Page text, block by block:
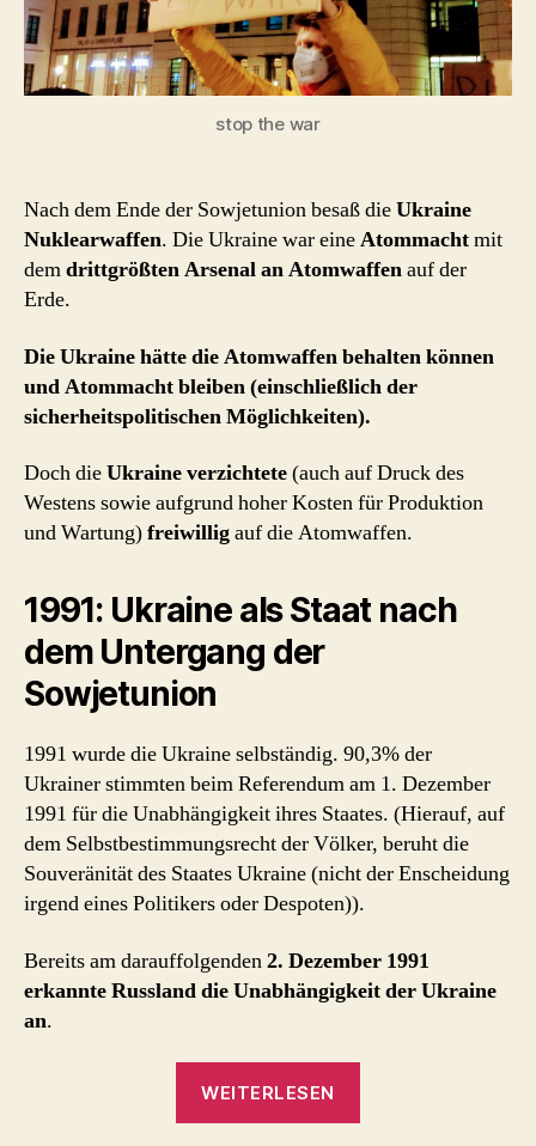
stop the war
Nach dem Ende der Sowjetunion besaß dieUkraine
Nuklearwaffen. Die Ukraine war eineAtommachtmit
demdrittgrößten Arsenal an Atomwaffenauf der
Erde.
Die Ukraine hätte die Atomwaffen behalten können
und Atommacht bleiben (einschließlich der
sicherheitspolitischen Möglichkeiten).
Doch dieUkraine verzichtete(auch auf Druck des
Westens sowie aufgrund hoher Kosten für Produktion
und Wartung)freiwilligauf die Atomwaffen.
1991: Ukraine als Staat nach
dem Untergang der
Sowjetunion
1991 wurde die Ukraine selbständig. 90,3% der
Ukrainer stimmten beim Referendum am 1. Dezember
1991 für die Unabhängigkeit ihres Staates. (Hierauf, auf
dem Selbstbestimmungsrecht der Völker, beruht die
Souveränität des Staates Ukraine (nicht der Enscheidung
irgend eines Politikers oder Despoten)).
Bereits am darauffolgenden2. Dezember 1991
erkannte Russland die Unabhängigkeit der Ukraine
an.
WEITERLESEN